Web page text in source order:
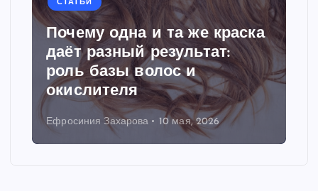
СТАТЬИ
Почему одна и та же краска
даёт разный результат:
роль базы волос и
окислителя
Ефросиния Захарова 10 мая, 2026